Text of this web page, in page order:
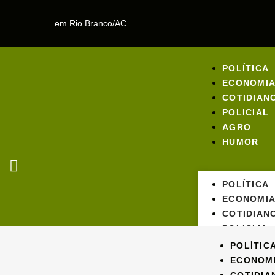
em Rio Branco/AC
POLÍTICA
ECONOMIA
POLICIAL
AGRO
HUMOR
POLÍTICA
ECONOMIA
POLICIAL
AGRO
HUMOR